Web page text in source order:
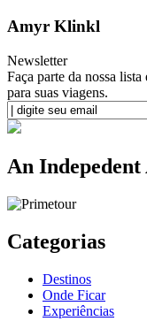
Amyr Klinkl
Newsletter
Faça parte da nossa
para suas viagens.
An
Categorias
Destinos
Onde Ficar
Experiências